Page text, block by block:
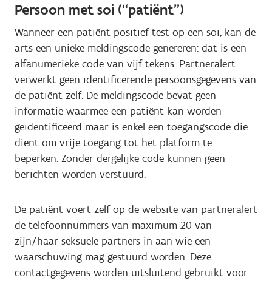
Persoon met soi (“patiënt”)
Wanneer een patiënt positief test op een soi, kan de
arts een unieke meldingscode genereren: dat is een
alfanumerieke code van vijf tekens. Partneralert
verwerkt geen identificerende persoonsgegevens van
de patiënt zelf. De meldingscode bevat geen
informatie waarmee een patiënt kan worden
geïdentificeerd maar is enkel een toegangscode die
dient om vrije toegang tot het platform te
beperken. Zonder dergelijke code kunnen geen
berichten worden verstuurd.
De patiënt voert zelf op de website van partneralert
de telefoonnummers van maximum 20 van
zijn/haar seksuele partners in aan wie een
waarschuwing mag gestuurd worden. Deze
contactgegevens worden uitsluitend gebruikt voor